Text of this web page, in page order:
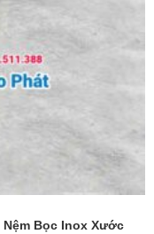
Nệm Bọc Inox Xước